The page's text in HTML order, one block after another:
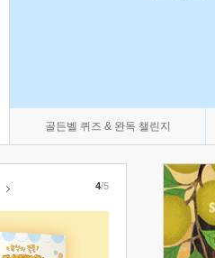
골든벨 퀴즈 & 완독 챌린지
4/5